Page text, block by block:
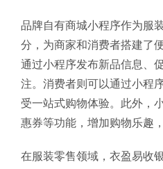
品牌自有商城小程序作为服
分，为商家和消费者搭建了
通过小程序发布新品信息、
注。消费者则可以通过小程
受一站式购物体验。此外，
惠券等功能，增加购物乐趣
在服装零售领域，衣盈易收